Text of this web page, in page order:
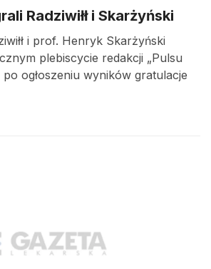
Radziwiłł i Skarżyński
i prof. Henryk Skarżyński
plebiscycie redakcji „Pulsu
ogłoszeniu wyników gratulacje